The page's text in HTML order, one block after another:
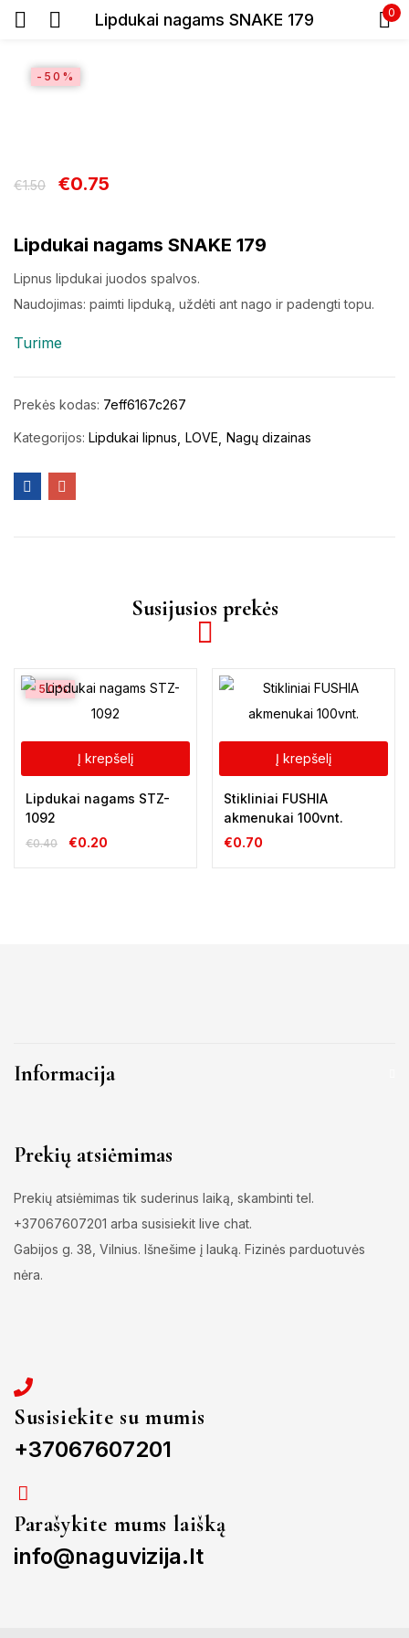
Lipdukai nagams SNAKE 179 0
-50%
€1.50 €0.75
Lipdukai nagams SNAKE 179
Lipnus lipdukai juodos spalvos.
Naudojimas: paimti lipduką, uždėti ant nago ir padengti topu.
Turime
Prekės kodas: 7eff6167c267
Kategorijos: Lipdukai lipnus LOVE Nagų dizainas
Susijusios prekės
Į krepšelį
-50%
Lipdukai nagams STZ-
1092
€0.40 €0.20
Į krepšelį
Stikliniai FUSHIA
akmenukai 100vnt.
€0.70
Informacija
Prekių atsiėmimas
Prekių atsiėmimas tik suderinus laiką, skambinti tel.
+37067607201 arba susisiekit live chat.
Gabijos g. 38, Vilnius. Išnešime į lauką. Fizinės parduotuvės
nėra.
Susisiekite su mumis
+37067607201
Parašykite mums laišką
info@naguvizija.lt
Pamiršote slaptažodį?
Prisijungti